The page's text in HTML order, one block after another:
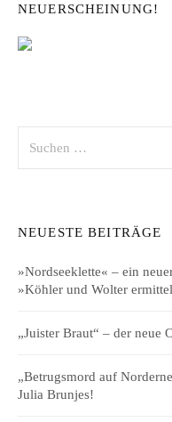
NEUERSCHEINUNG!
nach:
NEUESTE BEITRÄGE
»Nordseeklette« – ein
»Köhler und Wolter
„Juister Braut“ – der neue
„Betrugsmord auf
Julia Brunjes!